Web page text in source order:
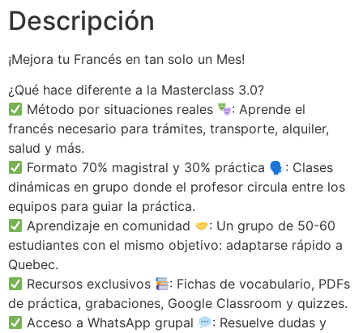
Descripción
¡Mejora tu Francés en tan solo un Mes!
¿Qué hace diferente a la Masterclass 3.0?
Método por situaciones reales
: Aprende el
francés necesario para trámites, transporte, alquiler,
salud y más.
Formato 70% magistral y 30% práctica 🗣: Clases
dinámicas en grupo donde el profesor circula entre los
equipos para guiar la práctica.
Aprendizaje en comunidad
: Un grupo de 50-60
estudiantes con el mismo objetivo: adaptarse rápido a
Quebec.
Recursos exclusivos
: Fichas de vocabulario, PDFs
de práctica, grabaciones, Google Classroom y quizzes.
Acceso a WhatsApp grupal
: Resuelve dudas y